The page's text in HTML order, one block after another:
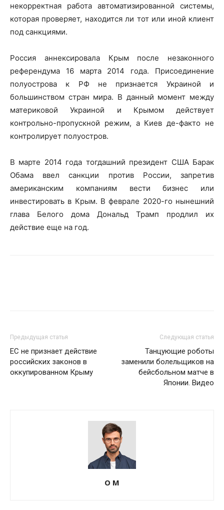
некорректная работа автоматизированной системы,
которая проверяет, находится ли тот или иной клиент
под санкциями.
Россия аннексировала Крым после незаконного
референдума 16 марта 2014 года. Присоединение
полуострова к РФ не признается Украиной и
большинством стран мира. В данный момент между
материковой Украиной и Крымом действует
контрольно-пропускной режим, а Киев де-факто не
контролирует полуостров.
В марте 2014 года тогдашний президент США Барак
Обама ввел санкции против России, запретив
американским компаниям вести бизнес или
инвестировать в Крым. В феврале 2020-го нынешний
глава Белого дома Дональд Трамп продлил их
действие еще на год.
Предыдущая статья
ЕС не признает действие
российских законов в
оккупированном Крыму
Следующая статья
Танцующие роботы
заменили болельщиков на
бейсбольном матче в
Японии. Видео
О М